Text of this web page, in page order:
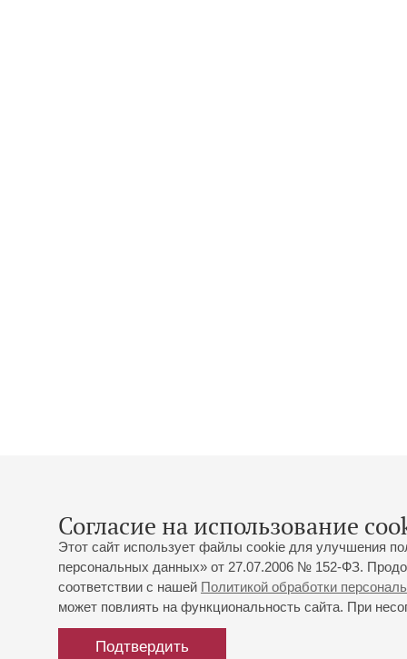
Согласие на использование
Этот сайт использует файлы cookie для улучшения
персональных данных» от 27.07.2006 № 152-ФЗ.
соответствии с нашей Политикой обработки
может повлиять на функциональность сайта. При
Подтвердить